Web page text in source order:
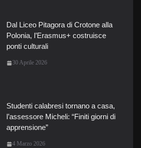
Dal Liceo Pitagora di Crotone alla
Polonia, l’Erasmus+ costruisce
ponti culturali
30 Aprile 2026
Studenti calabresi tornano a casa,
l’assessore Micheli: “Finiti giorni di
apprensione”
4 Marzo 2026